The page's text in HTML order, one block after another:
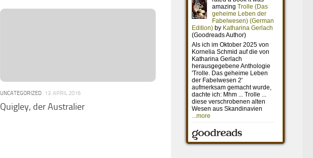
UNCATEGORIZED 13. APRIL 2016
Quigley, der Australier